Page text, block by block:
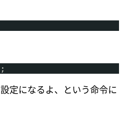
定になるよ、という命令に